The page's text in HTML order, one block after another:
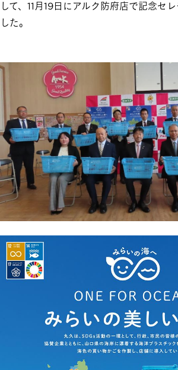
して、11月19日にアルク防府店で記念セ
した。